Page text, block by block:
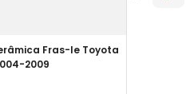
Fras-le Toyota
2009